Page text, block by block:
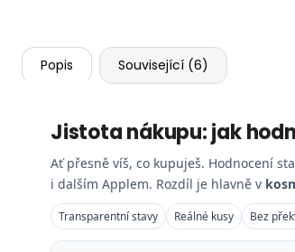
Popis Související (6)
Jistota nákupu: jak
Ať přesně víš, co kupuješ. Hodnocení
i dalším Applem. Rozdíl je hlavně v
Transparentní stavy Reálné kusy Bez